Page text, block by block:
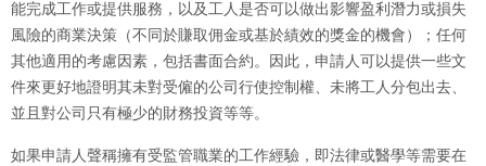
能完成工作或提供服務，以及工人是否可以做出影響盈利潛力或損失
風險的商業決策（不同於賺取佣金或基於績效的獎金的機會）；任何
其他適用的考慮因素，包括書面合約。因此，申請人可以提供一些文
件來更好地證明其未對受僱的公司行使控制權、未將工人分包出去、
並且對公司只有極少的財務投資等等。
如果申請人聲稱擁有受監管職業的工作經驗，即法律或醫學等需要在